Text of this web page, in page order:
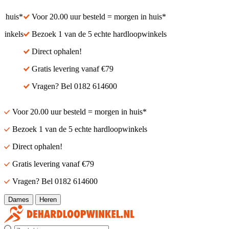
huis*
Voor 20.00 uur besteld = morgen in huis*
Bezoek 1 van de 5 echte hardloopwinkels
Direct ophalen!
Gratis levering vanaf €79
Vragen? Bel 0182 614600
Voor 20.00 uur besteld = morgen in huis*
Bezoek 1 van de 5 echte hardloopwinkels
Direct ophalen!
Gratis levering vanaf €79
Vragen? Bel 0182 614600
Dames Heren